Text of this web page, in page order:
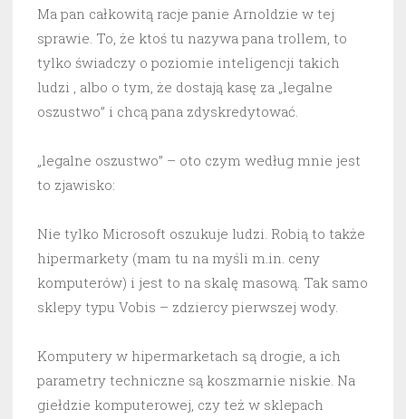
Ma pan całkowitą racje panie Arnoldzie w tej
sprawie. To, że ktoś tu nazywa pana trollem, to
tylko świadczy o poziomie inteligencji takich
ludzi , albo o tym, że dostają kasę za „legalne
oszustwo” i chcą pana zdyskredytować.
„legalne oszustwo” – oto czym według mnie jest
to zjawisko:
Nie tylko Microsoft oszukuje ludzi. Robią to także
hipermarkety (mam tu na myśli m.in. ceny
komputerów) i jest to na skalę masową. Tak samo
sklepy typu Vobis – zdziercy pierwszej wody.
Komputery w hipermarketach są drogie, a ich
parametry techniczne są koszmarnie niskie. Na
giełdzie komputerowej, czy też w sklepach